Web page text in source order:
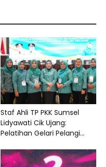
Staf Ahli TP PKK Sumsel
Lidyawati Cik Ujang:
Pelatihan Gelari Pelangi...